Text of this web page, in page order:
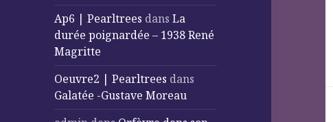
Ap6 | Pearltrees dansLa
durée poignardée – 1938 René
Magritte
Oeuvre2 | Pearltrees dans
Galatée -Gustave Moreau